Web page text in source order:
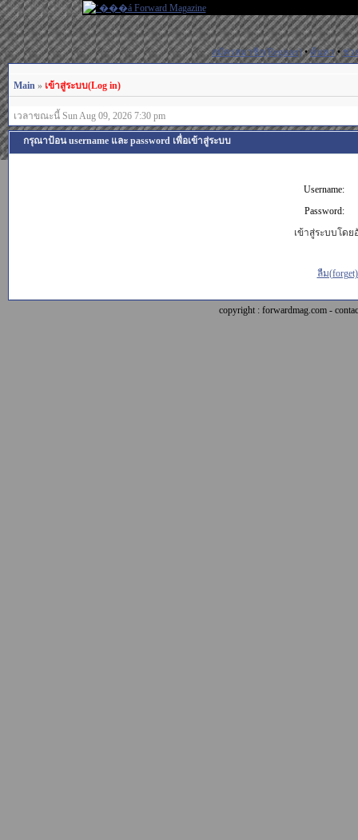
สมัครสมาชิก(Register)•ค้นหา•ช่ว
Main » เข้าสู่ระบบ(Log in)
เวลาขณะนี้ Sun Aug 09, 2026 7:30 pm
กรุณาป้อน username และ password เพื่อเข้าสู่ระบบ
Username:
Password:
เข้าสู่ระบบโดย
ลืม
copyright : forwardmag.com -